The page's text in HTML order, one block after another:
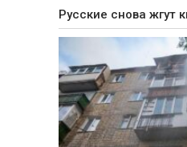
Русские снова жгут